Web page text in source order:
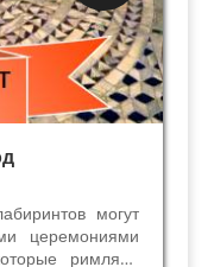
могут
церемониями
римляне